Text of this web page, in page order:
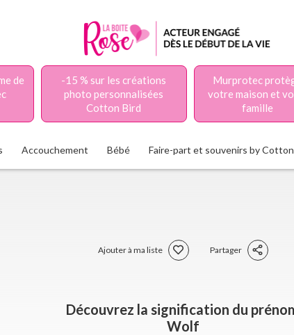
de
-15 % sur les créations
photo personnalisées
Cotton Bird
Murprotec
votre maison et
famille
Accouchement Bébé Faire-part et souvenirs by
Ajouter à ma liste Partager
Découvrez la signification du
Wolf